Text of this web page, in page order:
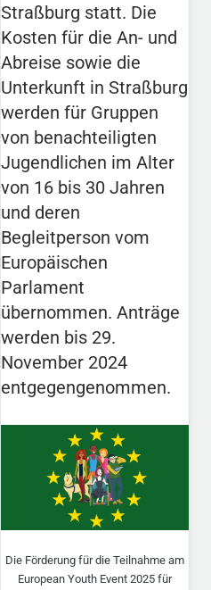
Straßburg statt. Die
Kosten für die An- und
Abreise sowie die
Unterkunft in Straßburg
werden für Gruppen
von benachteiligten
Jugendlichen im Alter
von 16 bis 30 Jahren
und deren
Begleitperson vom
Europäischen
Parlament
übernommen. Anträge
werden bis 29.
November 2024
entgegengenommen.
Die Förderung für die Teilnahme am
European Youth Event 2025 für